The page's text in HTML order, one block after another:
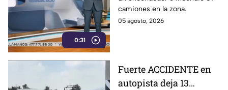
0:31
en caso de Tamaulipas
camiones en la zona.
05 agosto, 2026
Fuerte ACCIDENTE en
autopista deja 13